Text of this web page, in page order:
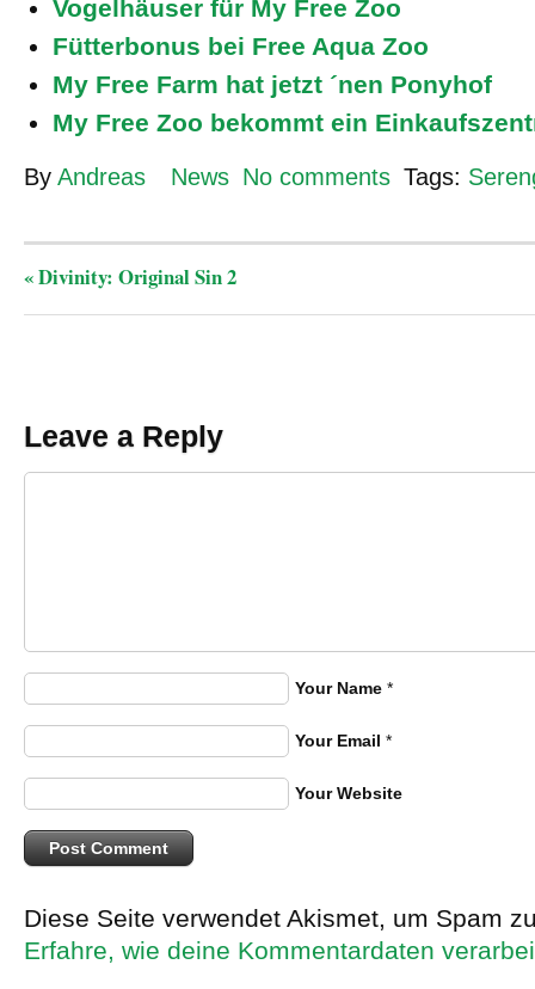
Vogelhäuser für My Free Zoo
Fütterbonus bei Free Aqua Zoo
My Free Farm hat jetzt ´nen Ponyhof
My Free Zoo bekommt ein
By Andreas News No comments Tags:
«Divinity: Original Sin 2
Leave a Reply
Your Name *
Your Email *
Your Website
Diese Seite verwendet Akismet, um Spam
Erfahre, wie deine Kommentardaten